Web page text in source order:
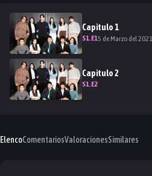
Capitulo 1
S1.E15 de Marzo del 2021
Capitulo2
S1.E2
ElencoComentariosValoracionesSimilares